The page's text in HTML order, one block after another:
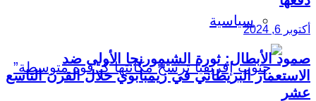
سياسية
أكتوبر 6, 2024
صمود الأبطال: ثورة الشيمورنجا الأولى ضد
الاستعمار البريطاني في زيمبابوي خلال القرن التاسع
عشر